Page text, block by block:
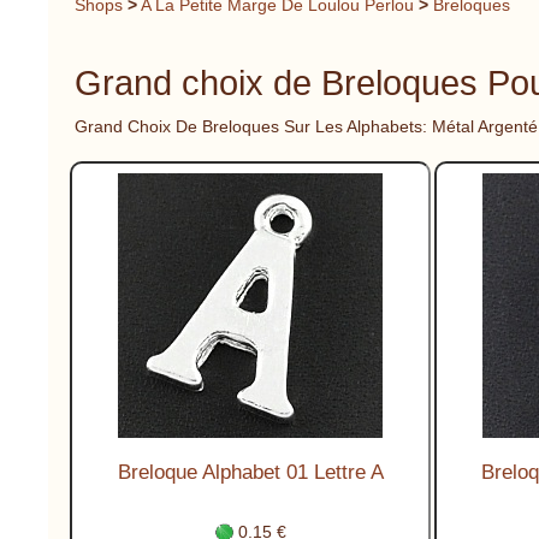
Shops >A La Petite Marge De Loulou Perlou > Breloques
Grand choix de Breloques
Grand Choix De Breloques Sur Les Alphabets: Métal
Breloque Alphabet 01 Lettre A
0.15 €